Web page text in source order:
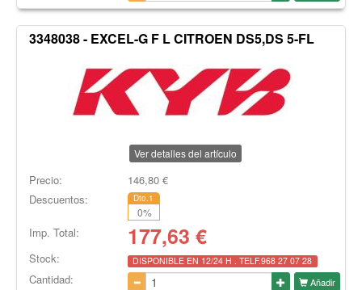
3348038 - EXCEL-G F L CITROEN DS5,DS 5-FL
Ver detalles del artículo
Precio: 146,80€
Descuentos:
Dto.1
0%
Imp. Total: 177,63 €
Stock: DISPONIBLE EN 12/24 H . TELF.968 27 07 28
Cantidad: Añadir